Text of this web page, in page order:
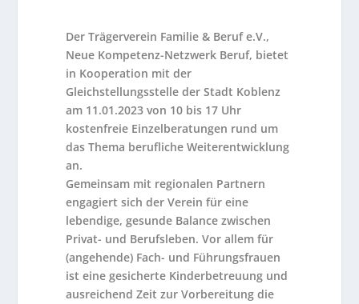
Der Trägerverein Familie & Beruf e.V.,
Neue Kompetenz-Netzwerk Beruf, bietet
in Kooperation mit der
Gleichstellungsstelle der Stadt Koblenz
am 11.01.2023 von 10 bis 17 Uhr
kostenfreie Einzelberatungen rund um
das Thema berufliche Weiterentwicklung
an.
Gemeinsam mit regionalen Partnern
engagiert sich der Verein für eine
lebendige, gesunde Balance zwischen
Privat- und Berufsleben. Vor allem für
(angehende) Fach- und Führungsfrauen
ist eine gesicherte Kinderbetreuung und
ausreichend Zeit zur Vorbereitung die